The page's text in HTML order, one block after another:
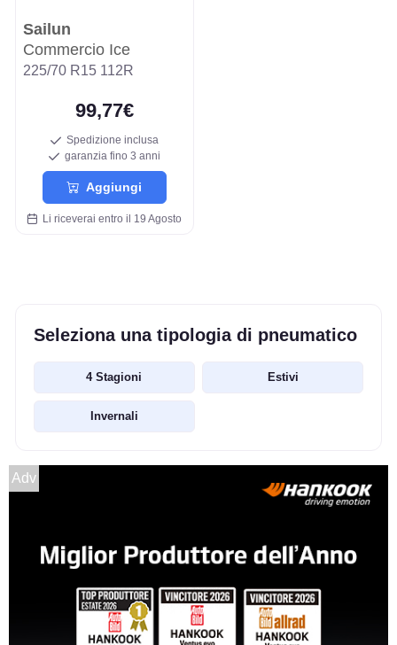
Sailun
Commercio Ice
225/70 R15 112R
99,77€
Spedizione inclusa
garanzia fino 3 anni
Aggiungi
Li riceverai entro il 19 Agosto
Seleziona una tipologia di pneumatico
4 Stagioni Estivi
Invernali
Adv